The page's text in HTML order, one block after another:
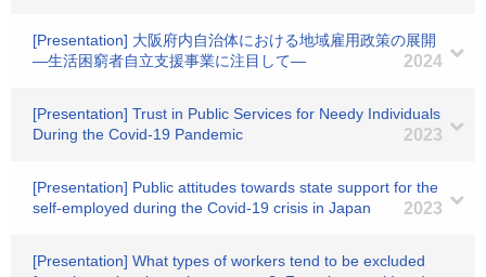
[Presentation] 大阪府内自治体における地域雇用政策の展開
―生活困窮者自立支援事業に注目して―
2024
[Presentation] Trust in Public Services for Needy Individuals
During the Covid-19 Pandemic
2023
[Presentation] Public attitudes towards state support for the
self-employed during the Covid-19 crisis in Japan
2023
[Presentation] What types of workers tend to be excluded